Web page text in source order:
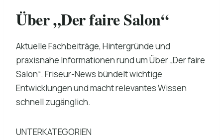
Über „Der faire Salon“
Aktuelle Fachbeiträge, Hintergründe und
praxisnahe Informationen rund um Über „Der faire
Salon“. Friseur-News bündelt wichtige
Entwicklungen und macht relevantes Wissen
schnell zugänglich.
UNTERKATEGORIEN